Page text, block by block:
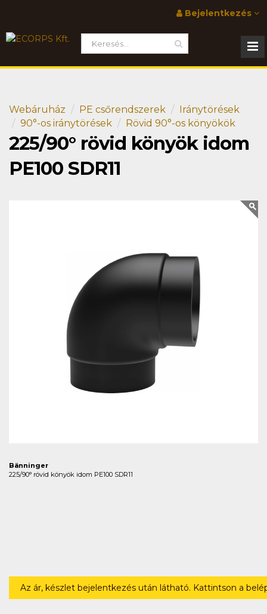
Bejelentkezés
Webáruház PE csőrendszerek
Iránytörések
90°-os iránytörések
Rövid 90°-os könyökök
225/90° rövid könyök idom
PE100 SDR11
Bänninger
225/90° rövid könyök idom PE100 SDR11
Az ár, készlet bejelentkezés után látható. Kattintson a